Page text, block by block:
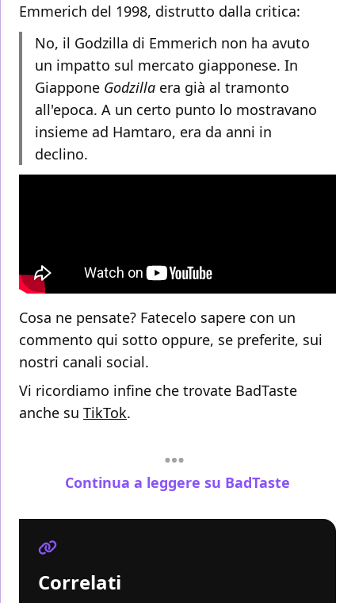
Emmerich del 1998, distrutto dalla critica:
No, il Godzilla di Emmerich non ha avuto
un impatto sul mercato giapponese. In
Giappone Godzilla era già al tramonto
all'epoca. A un certo punto lo mostravano
insieme ad Hamtaro, era da anni in
declino.
Cosa ne pensate? Fatecelo sapere con un
commento qui sotto oppure, se preferite, sui
nostri canali social.
Vi ricordiamo infine che trovate BadTaste
anche su TikTok.
Continua a leggere su BadTaste
Correlati